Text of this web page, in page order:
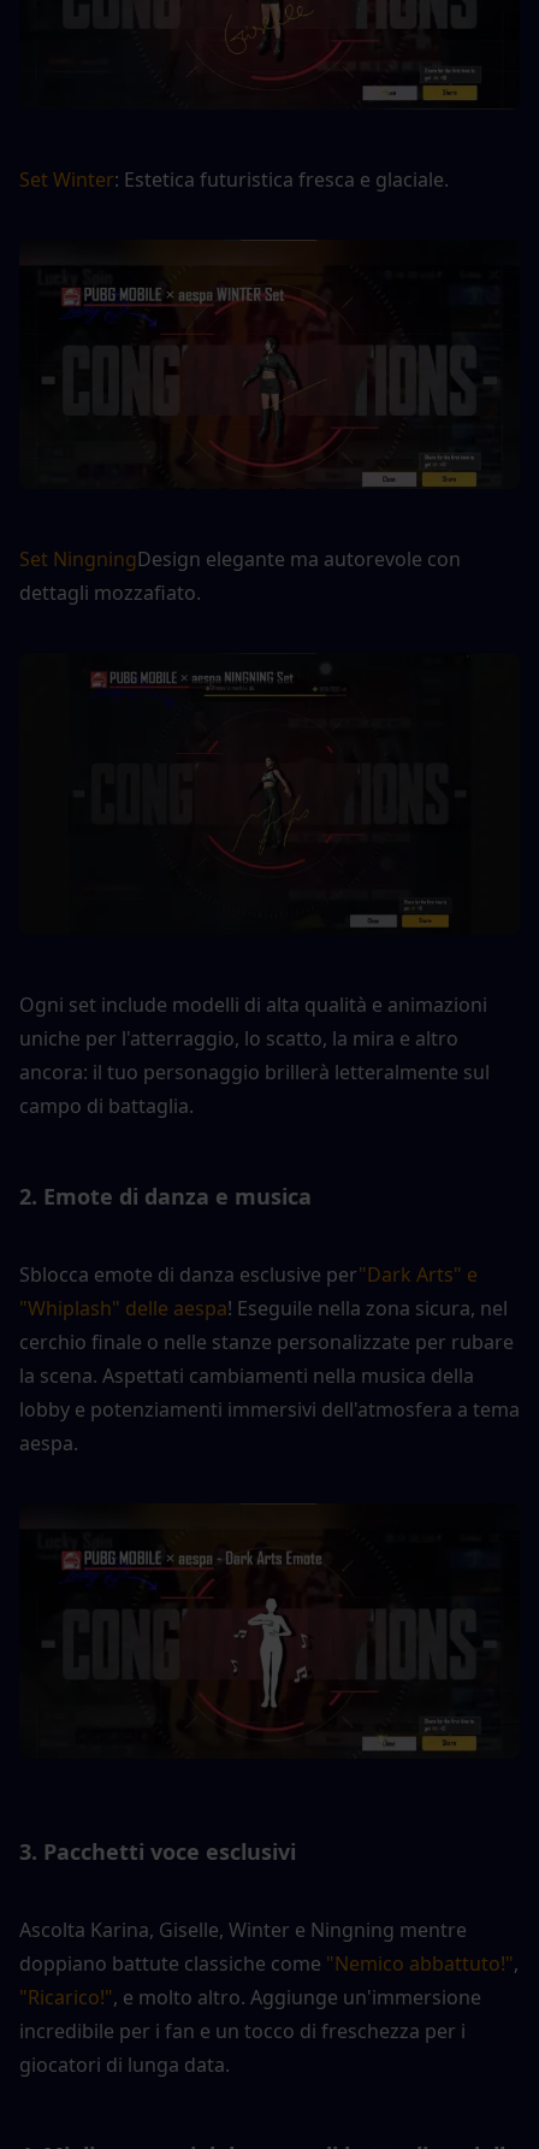
Set Winter: Estetica futuristica fresca e glaciale.
Set NingningDesign elegante ma autorevole con
dettagli mozzafiato.
Ogni set include modelli di alta qualità e animazioni
uniche per l'atterraggio, lo scatto, la mira e altro
ancora: il tuo personaggio brillerà letteralmente sul
campo di battaglia.
2. Emote di danza e musica
Sblocca emote di danza esclusive per"Dark Arts" e
"Whiplash" delle aespa! Eseguile nella zona sicura, nel
cerchio finale o nelle stanze personalizzate per rubare
la scena. Aspettati cambiamenti nella musica della
lobby e potenziamenti immersivi dell'atmosfera a tema
aespa.
3. Pacchetti voce esclusivi
Ascolta Karina, Giselle, Winter e Ningning mentre
doppiano battute classiche come "Nemico abbattuto!"
"Ricarico!", e molto altro. Aggiunge un'immersione
incredibile per i fan e un tocco di freschezza per i
giocatori di lunga data.